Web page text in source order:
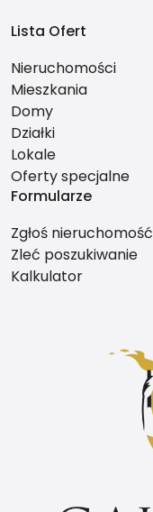
Lista Ofert
Nieruchomości
Mieszkania
Domy
Działki
Lokale
Oferty specjalne
Formularze
Zgłoś nieruchomość
Zleć poszukiwanie
Kalkulator